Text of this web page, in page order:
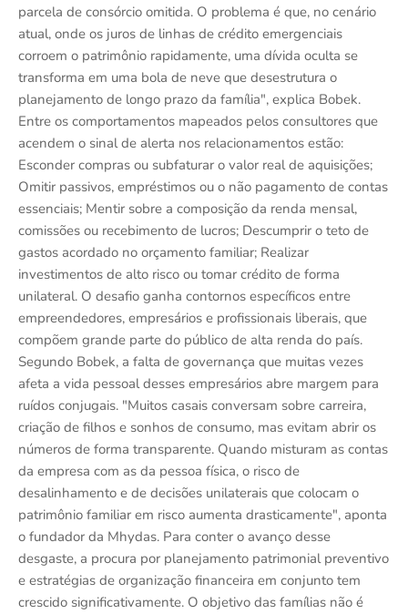
parcela de consórcio omitida. O problema é que, no cenário
atual, onde os juros de linhas de crédito emergenciais
corroem o patrimônio rapidamente, uma dívida oculta se
transforma em uma bola de neve que desestrutura o
planejamento de longo prazo da família", explica Bobek.
Entre os comportamentos mapeados pelos consultores que
acendem o sinal de alerta nos relacionamentos estão:
Esconder compras ou subfaturar o valor real de aquisições;
Omitir passivos, empréstimos ou o não pagamento de contas
essenciais; Mentir sobre a composição da renda mensal,
comissões ou recebimento de lucros; Descumprir o teto de
gastos acordado no orçamento familiar; Realizar
investimentos de alto risco ou tomar crédito de forma
unilateral. O desafio ganha contornos específicos entre
empreendedores, empresários e profissionais liberais, que
compõem grande parte do público de alta renda do país.
Segundo Bobek, a falta de governança que muitas vezes
afeta a vida pessoal desses empresários abre margem para
ruídos conjugais. "Muitos casais conversam sobre carreira,
criação de filhos e sonhos de consumo, mas evitam abrir os
números de forma transparente. Quando misturam as contas
da empresa com as da pessoa física, o risco de
desalinhamento e de decisões unilaterais que colocam o
patrimônio familiar em risco aumenta drasticamente", aponta
o fundador da Mhydas. Para conter o avanço desse
desgaste, a procura por planejamento patrimonial preventivo
e estratégias de organização financeira em conjunto tem
crescido significativamente. O objetivo das famílias não é